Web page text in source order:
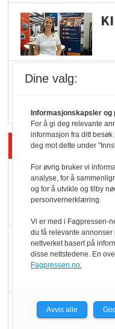
Siste artikler -
Dine valg:
Informasjonskapsler og
For å gi deg relevante
informasjon fra ditt
deg mot dette under
For øvrig bruker vi
analyse, for å
og for å utvikle og tilby
personvernerklæring.
Vi er med i Fagpressen-
du få relevante
nettverket basert på
disse nettstedene. En
Fagpressen.no.
Avvis alle